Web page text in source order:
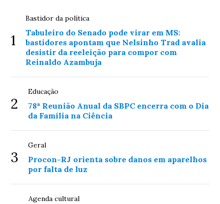
1
Bastidor da política
Tabuleiro do Senado pode virar em MS:
bastidores apontam que Nelsinho Trad avalia
desistir da reeleição para compor com
Reinaldo Azambuja
2
Educação
78ª Reunião Anual da SBPC encerra com o Dia
da Família na Ciência
3
Geral
Procon-RJ orienta sobre danos em aparelhos
por falta de luz
Agenda cultural